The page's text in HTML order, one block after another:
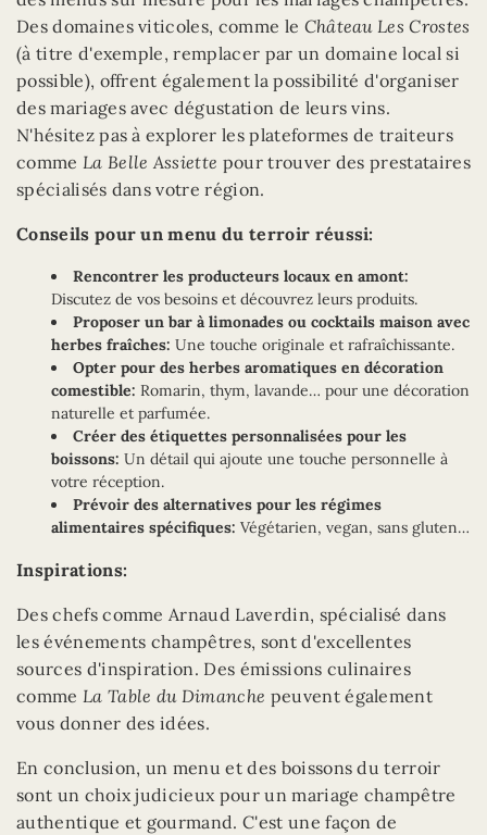
Des domaines viticoles, comme le Château Les Crostes
(à titre d'exemple, remplacer par un domaine local si
possible), offrent également la possibilité d'organiser
des mariages avec dégustation de leurs vins.
N'hésitez pas à explorer les plateformes de traiteurs
comme La Belle Assiette pour trouver des prestataires
spécialisés dans votre région.
Conseils pour un menu du terroir réussi:
Rencontrer les producteurs locaux en amont:
Discutez de vos besoins et découvrez leurs produits.
Proposer un bar à limonades ou cocktails maison avec
herbes fraîches: Une touche originale et rafraîchissante.
Opter pour des herbes aromatiques en décoration
comestible: Romarin, thym, lavande… pour une décoration
naturelle et parfumée.
Créer des étiquettes personnalisées pour les
boissons: Un détail qui ajoute une touche personnelle à
votre réception.
Prévoir des alternatives pour les régimes
alimentaires spécifiques: Végétarien, vegan, sans gluten…
Inspirations:
Des chefs comme Arnaud Laverdin, spécialisé dans
les événements champêtres, sont d'excellentes
sources d'inspiration. Des émissions culinaires
comme La Table du Dimanche peuvent également
vous donner des idées.
En conclusion, un menu et des boissons du terroir
sont un choix judicieux pour un mariage champêtre
authentique et gourmand. C'est une façon de